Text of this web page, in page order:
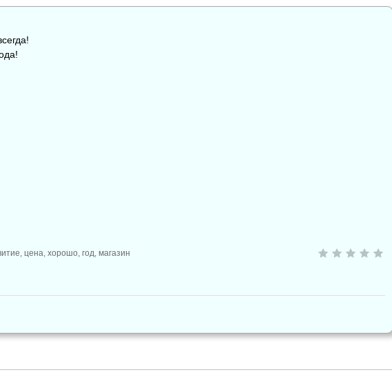
цена хорошо год магазин